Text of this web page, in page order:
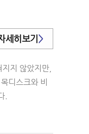
세히보기 >
지 않았지만,
디스크와 비
.